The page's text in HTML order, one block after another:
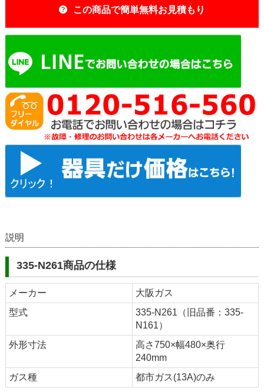
この商品で簡単無料お見積もり
説明
335-N261商品の仕様
メーカー
大阪ガス
型式
335-N261（旧品番：335-
N161）
外形寸法
高さ750×幅480×奥行
240mm
ガス種
都市ガス(13A)のみ